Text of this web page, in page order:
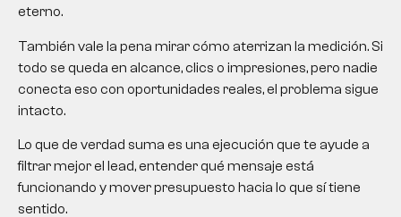
eterno.
También vale la pena mirar cómo aterrizan la medición. Si
todo se queda en alcance, clics o impresiones, pero nadie
conecta eso con oportunidades reales, el problema sigue
intacto.
Lo que de verdad suma es una ejecución que te ayude a
filtrar mejor el lead, entender qué mensaje está
funcionando y mover presupuesto hacia lo que sí tiene
sentido.